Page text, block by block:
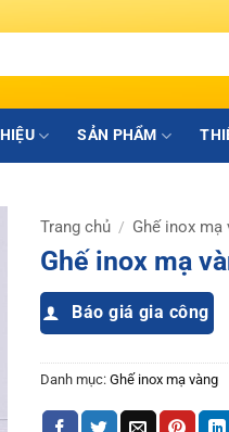
SẢN PHẨM
Trang chủ / Ghế inox mạ
Ghế inox mạ
Báo giá gia công
Danh mục:Ghế inox mạ vàng